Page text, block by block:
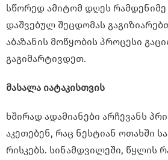
სწორედ ამიტომ დღეს
დაშვებულ შეცდომას
აბაზანის მოწყობის პროცესი
გაგიმარტივდეთ.
მასალა იატაკისთვის
ხშირად ადამიანები არჩევანს
აკეთებენ, რაც ნესტიან ოთახში
რისკებს. სინამდვილეში, წყლის